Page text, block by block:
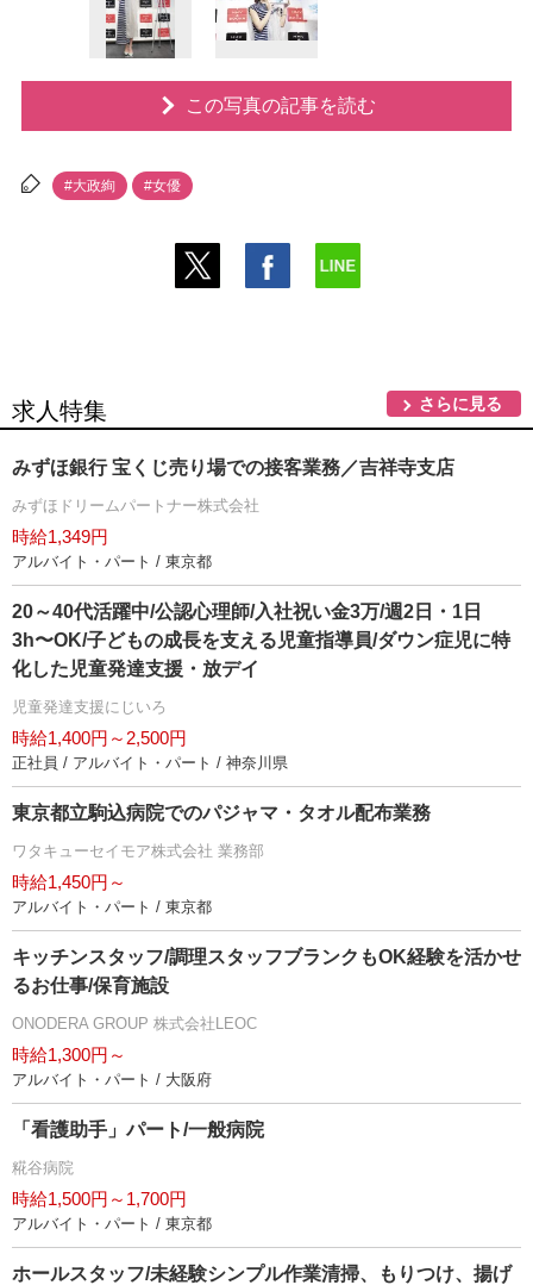
この写真の記事を読む
#大政絢 #女優
求人特集 さらに見る
みずほ銀行 宝くじ売り場での接客業務／吉祥寺支店
みずほドリームパートナー株式会社
時給1,349円
アルバイト・パート / 東京都
20～40代活躍中/公認心理師/入社祝い金3万/週2日・1日
3h〜OK/子どもの成長を支える児童指導員/ダウン症児に特
化した児童発達支援・放デイ
児童発達支援にじいろ
時給1,400円～2,500円
正社員 / アルバイト・パート / 神奈川県
東京都立駒込病院でのパジャマ・タオル配布業務
ワタキューセイモア株式会社 業務部
時給1,450円～
アルバイト・パート / 東京都
キッチンスタッフ/調理スタッフブランクもOK経験を活かせ
るお仕事/保育施設
ONODERA GROUP 株式会社LEOC
時給1,300円～
アルバイト・パート / 大阪府
「看護助手」パート/一般病院
糀谷病院
時給1,500円～1,700円
アルバイト・パート / 東京都
ホールスタッフ/未経験シンプル作業清掃、もりつけ、揚げ